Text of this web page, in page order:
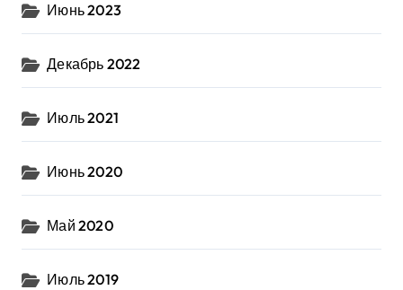
Июнь 2023
Декабрь 2022
Июль 2021
Июнь 2020
Май 2020
Июль 2019